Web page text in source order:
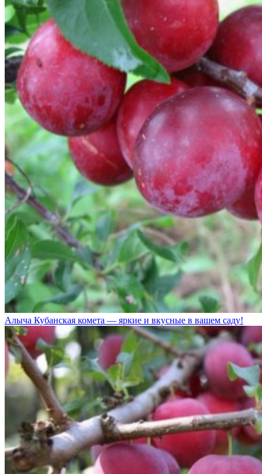
Алыча Кубанская комета — яркие и вкусные в вашем саду!